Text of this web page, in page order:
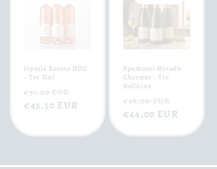
Irpinia Rosato DOC
- Tre Vini
Prix
habituel
€51,00 EUR
soldé
€45,50 EUR
Spumanti Metodo
Charmat - Tre
Bollicine
Prix
habituel
€48,00 EUR
soldé
€44,00 EUR